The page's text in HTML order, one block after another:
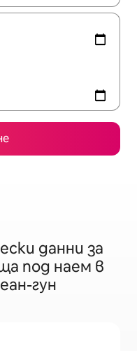
данни за
под наем в
гун